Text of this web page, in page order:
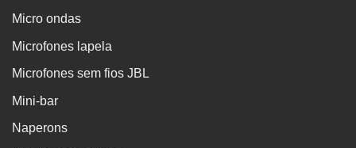
Micro ondas
Microfones lapela
Microfones sem fios JBL
Mini-bar
Naperons